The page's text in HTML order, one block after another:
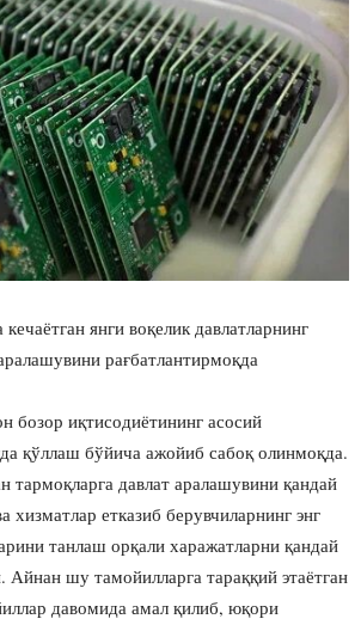
янги воқелик давлатларнинг
рағбатлантирмоқда
бозор иқтисодиётининг асосий
қўллаш бўйича ажойиб сабоқ олинмоқда.
тармоқларга давлат аралашувини қандай
хизматлар етказиб берувчиларнинг энг
танлаш орқали харажатларни қандай
шу тамойилларга тараққий этаётган
давомида амал қилиб, юқори